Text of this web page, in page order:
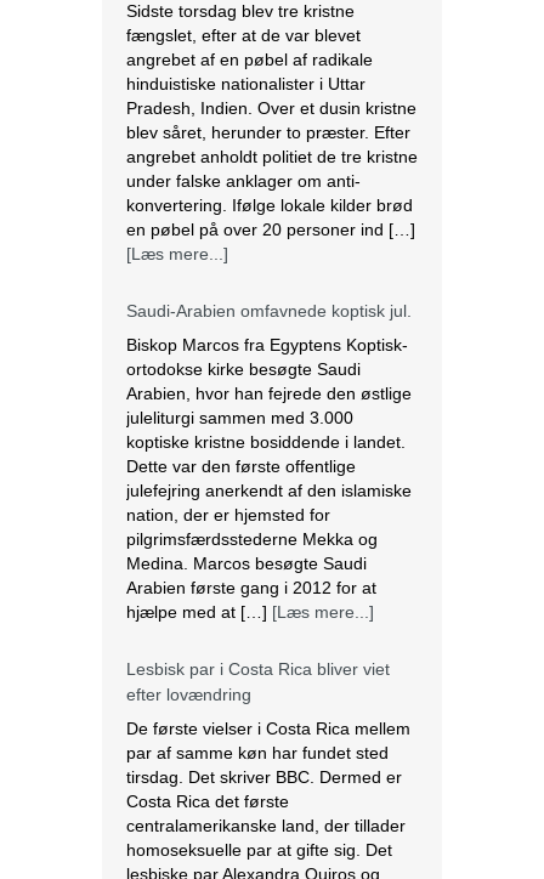
Sidste torsdag blev tre kristne
fængslet, efter at de var blevet
angrebet af en pøbel af radikale
hinduistiske nationalister i Uttar
Pradesh, Indien. Over et dusin kristne
blev såret, herunder to præster. Efter
angrebet anholdt politiet de tre kristne
under falske anklager om anti-
konvertering. Ifølge lokale kilder brød
en pøbel på over 20 personer ind […]
[Læs mere...]
Saudi-Arabien omfavnede koptisk jul.
Biskop Marcos fra Egyptens Koptisk-
ortodokse kirke besøgte Saudi
Arabien, hvor han fejrede den østlige
juleliturgi sammen med 3.000
koptiske kristne bosiddende i landet.
Dette var den første offentlige
julefejring anerkendt af den islamiske
nation, der er hjemsted for
pilgrimsfærdsstederne Mekka og
Medina. Marcos besøgte Saudi
Arabien første gang i 2012 for at
hjælpe med at […] [Læs mere...]
Lesbisk par i Costa Rica bliver viet
efter lovændring
De første vielser i Costa Rica mellem
par af samme køn har fundet sted
tirsdag. Det skriver BBC. Dermed er
Costa Rica det første
centralamerikanske land, der tillader
homoseksuelle par at gifte sig. Det
lesbiske par Alexandra Quiros og